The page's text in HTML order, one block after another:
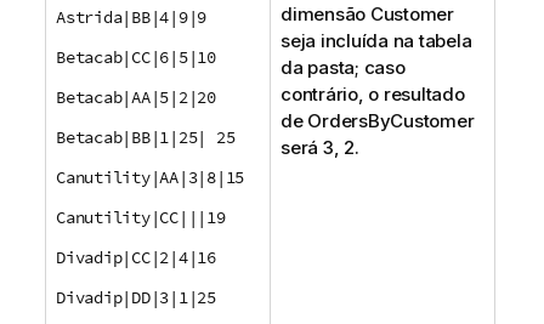
Astrida|BB|4|9|9
Betacab|CC|6|5|10
Betacab|AA|5|2|20
Betacab|BB|1|25| 25
Canutility|AA|3|8|15
Canutility|CC|||19
Divadip|CC|2|4|16
Divadip|DD|3|1|25
dimensão Customer
seja incluída na tabela
da pasta; caso
contrário, o resultado
de OrdersByCustomer
será 3, 2.